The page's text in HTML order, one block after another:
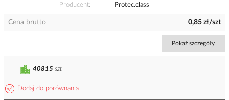
Producent
Protec.class
Cena brutto 0,85 zł/szt
Pokaż szczegóły
Dodaj do porównania
40815 szt